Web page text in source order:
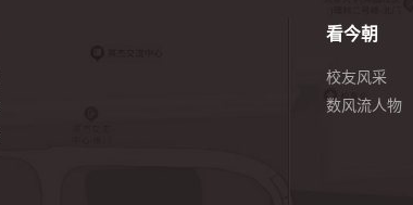
看今朝
校友风采
数风流人物